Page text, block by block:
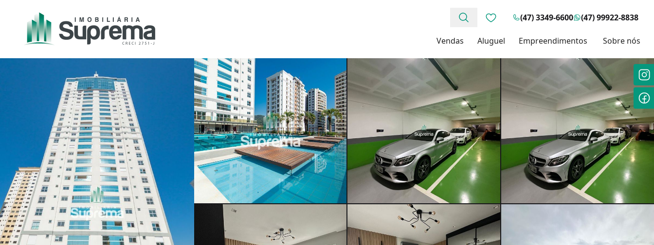
Favoritos (0 itens)
(47) 3349-6600 (47) 99922-8838
Vendas Aluguel Empreendimentos Sobre nós